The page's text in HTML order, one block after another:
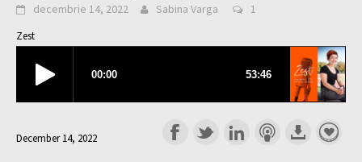
decembrie 14, 2022 Sabina Varga 1
Zest
December 14, 2022